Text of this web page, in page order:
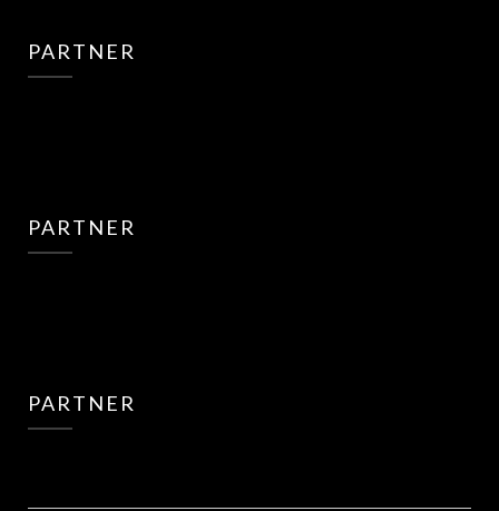
PARTNER
PARTNER
PARTNER